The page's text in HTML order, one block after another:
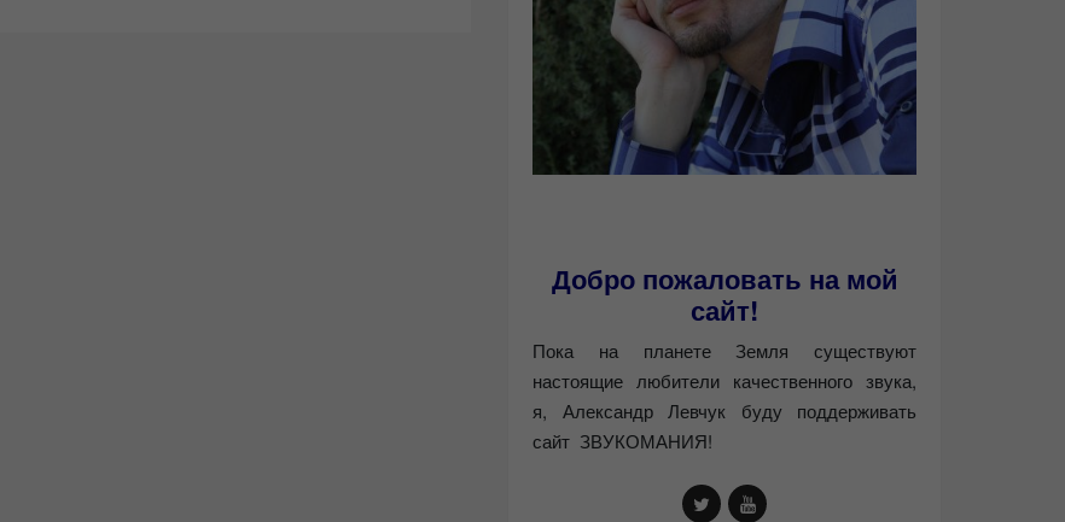
Добро пожаловать на мой
сайт!
Пока на планете Земля существуют
настоящие любители качественного звука,
я, Александр Левчук буду поддерживать
сайт ЗВУКОМАНИЯ!